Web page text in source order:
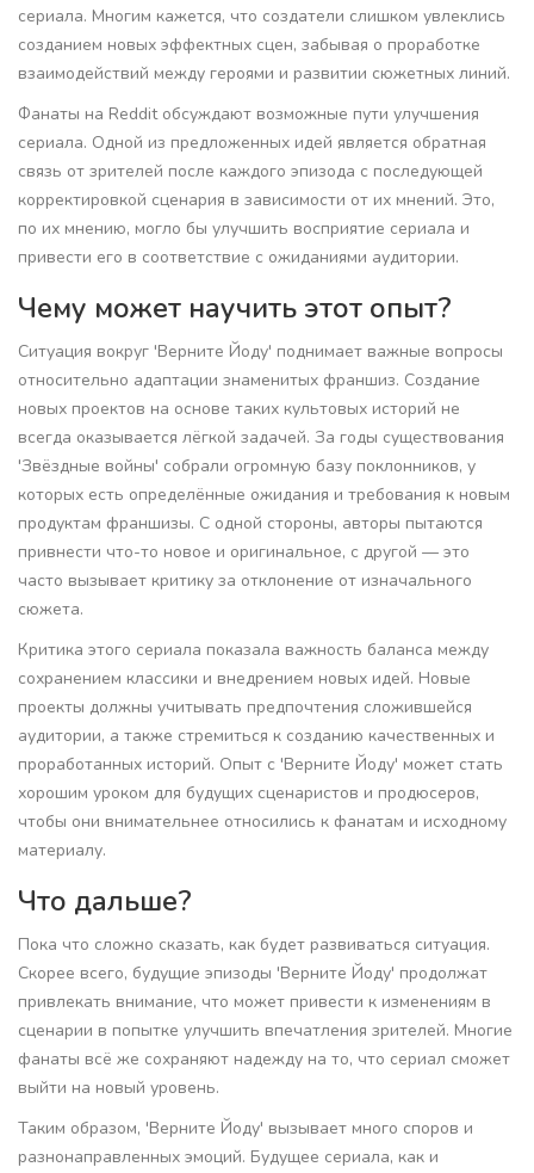
сериала. Многим кажется, что создатели слишком увлеклись
созданием новых эффектных сцен, забывая о проработке
взаимодействий между героями и развитии сюжетных линий.
Фанаты на Reddit обсуждают возможные пути улучшения
сериала. Одной из предложенных идей является обратная
связь от зрителей после каждого эпизода с последующей
корректировкой сценария в зависимости от их мнений. Это,
по их мнению, могло бы улучшить восприятие сериала и
привести его в соответствие с ожиданиями аудитории.
Чему может научить этот опыт?
Ситуация вокруг 'Верните Йоду' поднимает важные вопросы
относительно адаптации знаменитых франшиз. Создание
новых проектов на основе таких культовых историй не
всегда оказывается лёгкой задачей. За годы существования
'Звёздные войны' собрали огромную базу поклонников, у
которых есть определённые ожидания и требования к новым
продуктам франшизы. С одной стороны, авторы пытаются
привнести что-то новое и оригинальное, с другой — это
часто вызывает критику за отклонение от изначального
сюжета.
Критика этого сериала показала важность баланса между
сохранением классики и внедрением новых идей. Новые
проекты должны учитывать предпочтения сложившейся
аудитории, а также стремиться к созданию качественных и
проработанных историй. Опыт с 'Верните Йоду' может стать
хорошим уроком для будущих сценаристов и продюсеров,
чтобы они внимательнее относились к фанатам и исходному
материалу.
Что дальше?
Пока что сложно сказать, как будет развиваться ситуация.
Скорее всего, будущие эпизоды 'Верните Йоду' продолжат
привлекать внимание, что может привести к изменениям в
сценарии в попытке улучшить впечатления зрителей. Многие
фанаты всё же сохраняют надежду на то, что сериал сможет
выйти на новый уровень.
Таким образом, 'Верните Йоду' вызывает много споров и
разнонаправленных эмоций. Будущее сериала, как и